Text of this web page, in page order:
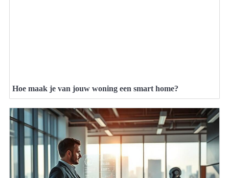
Hoe maak je van jouw woning een smart home?